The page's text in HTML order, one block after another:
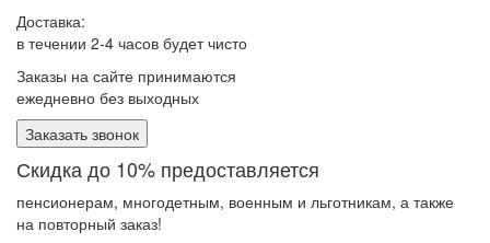
Доставка:
в течении 2-4 часов будет чисто
Заказы на сайте принимаются
ежедневно без выходных
Заказать звонок
Скидка до 10% предоставляется
пенсионерам, многодетным, военным и льготникам, а также
на повторный заказ!